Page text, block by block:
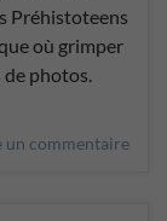
Préhistoteens
où grimper
de photos.
un commentaire